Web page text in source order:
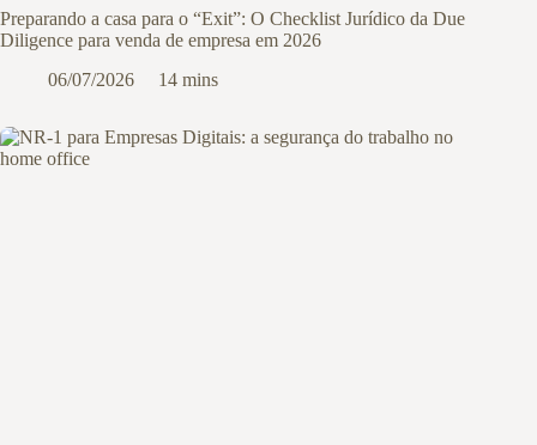
Preparando a casa para o “Exit”: O Checklist Jurídico da Due
Diligence para venda de empresa em 2026
06/07/2026
14 mins